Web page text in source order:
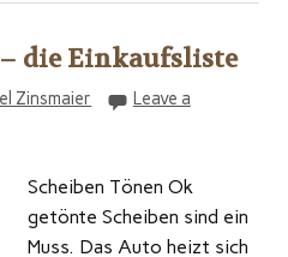
die Einkaufsliste
Zinsmaier
Leave a
Scheiben Tönen Ok
getönte Scheiben sind ein
Muss. Das Auto heizt sich